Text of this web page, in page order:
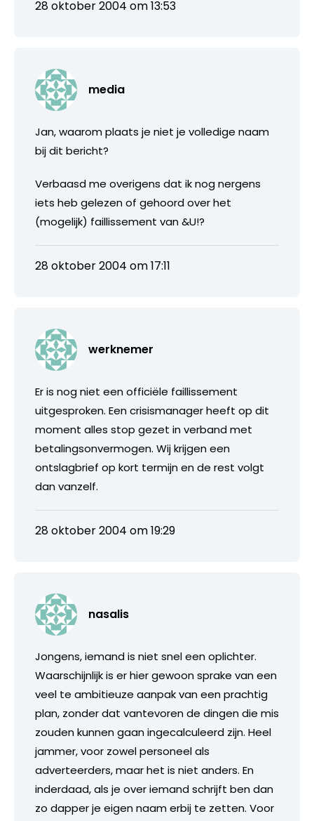
28 oktober 2004 om 13:53
media
Jan, waarom plaats je niet je volledige naam
bij dit bericht?
Verbaasd me overigens dat ik nog nergens
iets heb gelezen of gehoord over het
(mogelijk) faillissement van &U!?
28 oktober 2004 om 17:11
werknemer
Er is nog niet een officiële faillissement
uitgesproken. Een crisismanager heeft op dit
moment alles stop gezet in verband met
betalingsonvermogen. Wij krijgen een
ontslagbrief op kort termijn en de rest volgt
dan vanzelf.
28 oktober 2004 om 19:29
nasalis
Jongens, iemand is niet snel een oplichter.
Waarschijnlijk is er hier gewoon sprake van een
veel te ambitieuze aanpak van een prachtig
plan, zonder dat vantevoren de dingen die mis
zouden kunnen gaan ingecalculeerd zijn. Heel
jammer, voor zowel personeel als
adverteerders, maar het is niet anders. En
inderdaad, als je over iemand schrijft ben dan
zo dapper je eigen naam erbij te zetten. Voor